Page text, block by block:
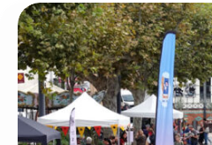
2025 !